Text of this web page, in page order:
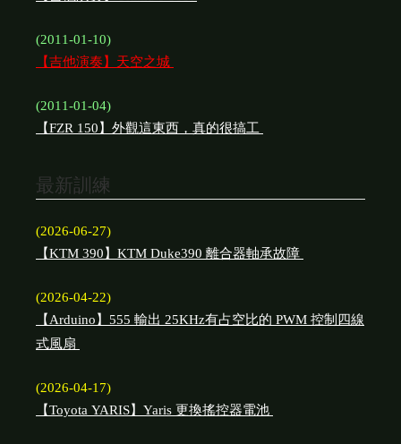
(2011-01-10)
【吉他演奏】天空之城
(2011-01-04)
【FZR 150】外觀這東西，真的很搞工
最新訓練
(2026-06-27)
【KTM 390】KTM Duke390 離合器軸承故障
(2026-04-22)
【Arduino】555 輸出 25KHz有占空比的 PWM 控制四線
式風扇
(2026-04-17)
【Toyota YARIS】Yaris 更換搖控器電池